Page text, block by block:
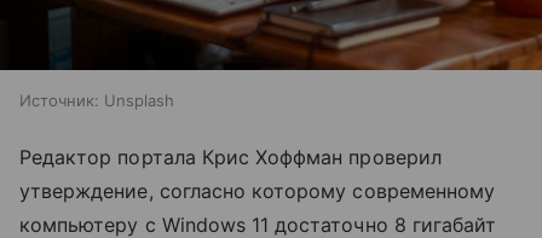
Источник: Unsplash
Редактор портала Крис Хоффман проверил
утверждение, согласно которому современному
компьютеру с Windows 11 достаточно 8 гигабайт